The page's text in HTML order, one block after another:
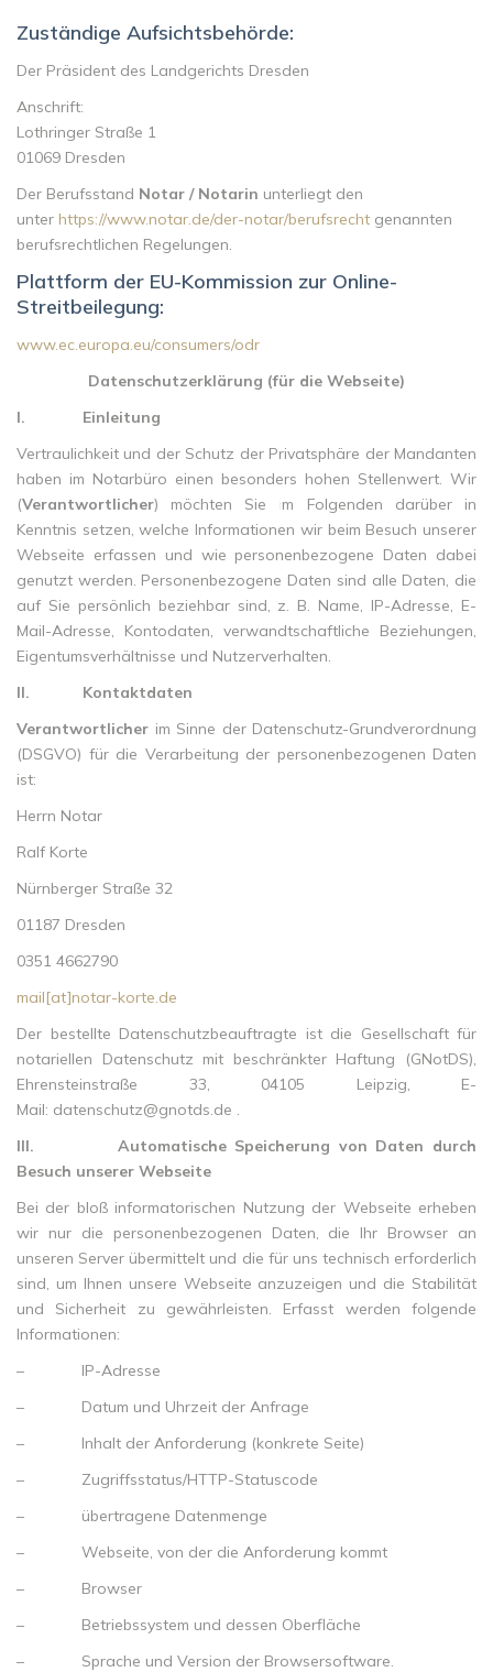
Zuständige Aufsichtsbehörde:
Der Präsident des Landgerichts Dresden
Anschrift:
Lothringer Straße 1
01069 Dresden
Der Berufsstand Notar / Notarin unterliegt den
unter https://www.notar.de/der-notar/berufsrecht genannten
berufsrechtlichen Regelungen.
Plattform der EU-Kommission zur Online-
Streitbeilegung:
www.ec.europa.eu/consumers/odr
Datenschutzerklärung (für die Webseite)
I. Einleitung
Vertraulichkeit und der Schutz der Privatsphäre der Mandanten
haben im Notarbüro einen besonders hohen Stellenwert. Wir
(Verantwortlicher) möchten Sie im Folgenden darüber in
Kenntnis setzen, welche Informationen wir beim Besuch unserer
Webseite erfassen und wie personenbezogene Daten dabei
genutzt werden. Personenbezogene Daten sind alle Daten, die
auf Sie persönlich beziehbar sind, z. B. Name, IP-Adresse, E-
Mail-Adresse, Kontodaten, verwandtschaftliche Beziehungen,
Eigentumsverhältnisse und Nutzerverhalten.
II. Kontaktdaten
Verantwortlicher im Sinne der Datenschutz-Grundverordnung
(DSGVO) für die Verarbeitung der personenbezogenen Daten
ist:
Herrn Notar
Ralf Korte
Nürnberger Straße 32
01187 Dresden
0351 4662790
mail[at]notar-korte.de
Der bestellte Datenschutzbeauftragte ist die Gesellschaft für
notariellen Datenschutz mit beschränkter Haftung (GNotDS),
Ehrensteinstraße 33, 04105 Leipzig, E-
Mail: datenschutz@gnotds.de .
III. Automatische Speicherung von Daten durch
Besuch unserer Webseite
Bei der bloß informatorischen Nutzung der Webseite erheben
wir nur die personenbezogenen Daten, die Ihr Browser an
unseren Server übermittelt und die für uns technisch erforderlich
sind, um Ihnen unsere Webseite anzuzeigen und die Stabilität
und Sicherheit zu gewährleisten. Erfasst werden folgende
Informationen:
– IP-Adresse
– Datum und Uhrzeit der Anfrage
– Inhalt der Anforderung (konkrete Seite)
– Zugriffsstatus/HTTP-Statuscode
– übertragene Datenmenge
– Webseite, von der die Anforderung kommt
– Browser
– Betriebssystem und dessen Oberfläche
– Sprache und Version der Browsersoftware.